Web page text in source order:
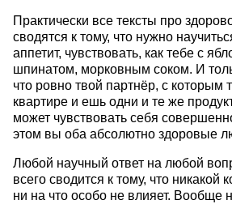
Практически все тексты про
сводятся к тому, что нужно
аппетит, чувствовать, как тебе с
шпинатом, морковным соком. И
что ровно твой партнёр, с
квартире и ешь одни и те же
может чувствовать себя
этом вы оба абсолютно здоровые
Любой научный ответ на любой
всего сводится к тому, что никакой
ни на что особо не влияет. Вообще